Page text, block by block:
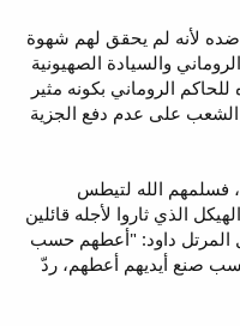
لأنه لم يحقق لهم شهوة
والسيادة الصهيونية
الروماني بكونه مثير
الشعب على عدم دفع الجزية
فسلمهم الله لتيطس
الذي ثاروا لأجله قائلين
المرتل داود: "أعطهم حسب
صنع أيديهم أعطهم، ردّ